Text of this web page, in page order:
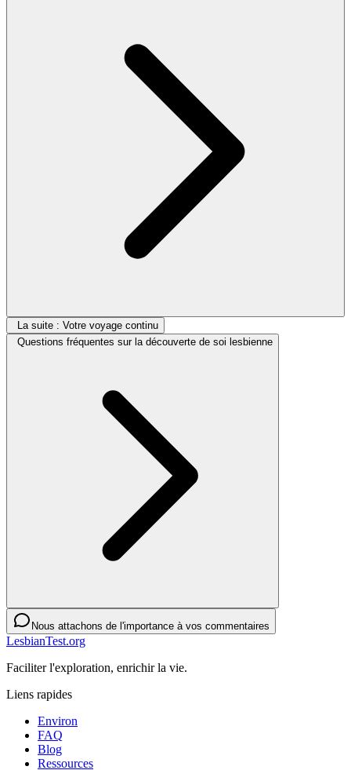
La suite : Votre voyage continu
Questions fréquentes sur la découverte de soi lesbienne
Nous attachons de l'importance à vos commentaires
LesbianTest.org
Faciliter l'exploration, enrichir la vie.
Liens rapides
Environ
FAQ
Blog
Ressources